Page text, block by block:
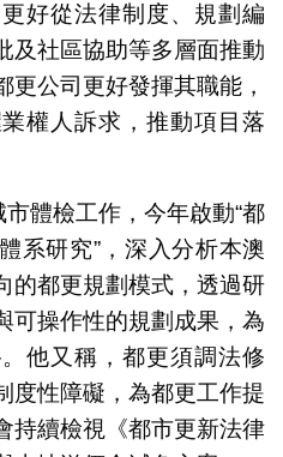
好從法律制度、規劃編
及社區協助等多層面推動
公司更好發揮其職能，
權人訴求，推動項目落
體檢工作，今年啟動“都
系研究”，深入分析本澳
的都更規劃模式，透過研
可操作性的規劃成果，為
他又稱，都更須調法修
度性障礙，為都更工作提
持續檢視《都市更新法律